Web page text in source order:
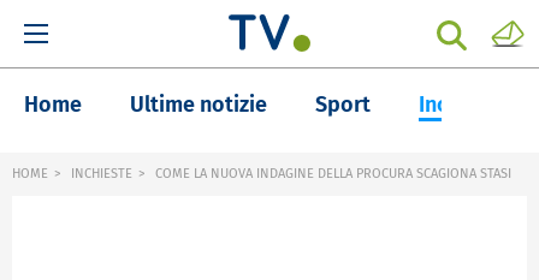
Home Ultime notizie Sport Inchieste
HOME INCHIESTE COME LA NUOVA INDAGINE DELLA PROCURA SCAGIONA STASI